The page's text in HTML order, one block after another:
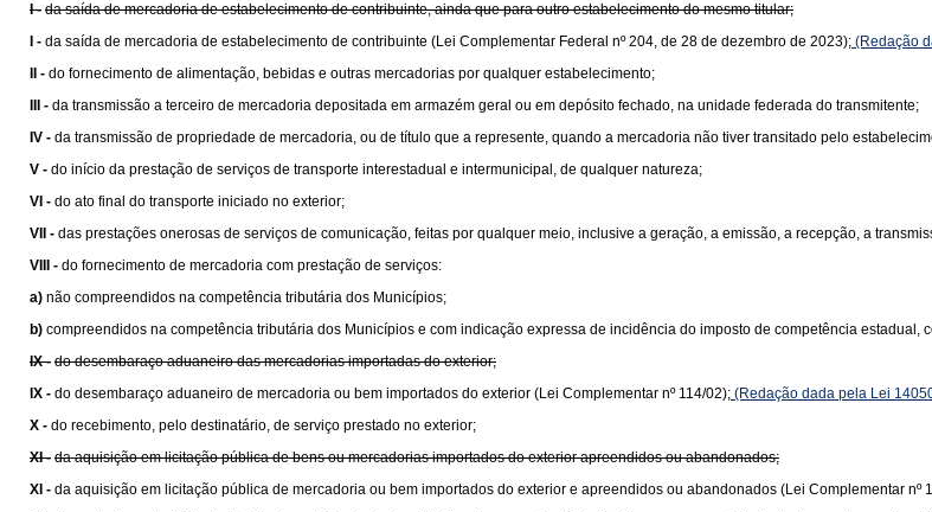
I - da saída de mercadoria de estabelecimento de contribuinte, ainda que para outro estabelecimento do mesmo titular;
I - da saída de mercadoria de estabelecimento de contribuinte (Lei Complementar Federal nº 204, de 28 de dezembro de 2023); (Redação
II - do fornecimento de alimentação, bebidas e outras mercadorias por qualquer estabelecimento;
III - da transmissão a terceiro de mercadoria depositada em armazém geral ou em depósito fechado, na unidade federada do transmitente;
IV - da transmissão de propriedade de mercadoria, ou de título que a represente, quando a mercadoria não tiver transitado pelo
V - do início da prestação de serviços de transporte interestadual e intermunicipal, de qualquer natureza;
VI - do ato final do transporte iniciado no exterior;
VII - das prestações onerosas de serviços de comunicação, feitas por qualquer meio, inclusive a geração, a emissão, a recepção, a
VIII - do fornecimento de mercadoria com prestação de serviços:
a) não compreendidos na competência tributária dos Municípios;
b) compreendidos na competência tributária dos Municípios e com indicação expressa de incidência do imposto de competência estadual,
IX - do desembaraço aduaneiro das mercadorias importadas do exterior;
IX - do desembaraço aduaneiro de mercadoria ou bem importados do exterior (Lei Complementar nº 114/02); (Redação dada pela Lei
X - do recebimento, pelo destinatário, de serviço prestado no exterior;
XI - da aquisição em licitação pública de bens ou mercadorias importados do exterior apreendidos ou abandonados;
XI - da aquisição em licitação pública de mercadoria ou bem importados do exterior e apreendidos ou abandonados (Lei Complementar nº